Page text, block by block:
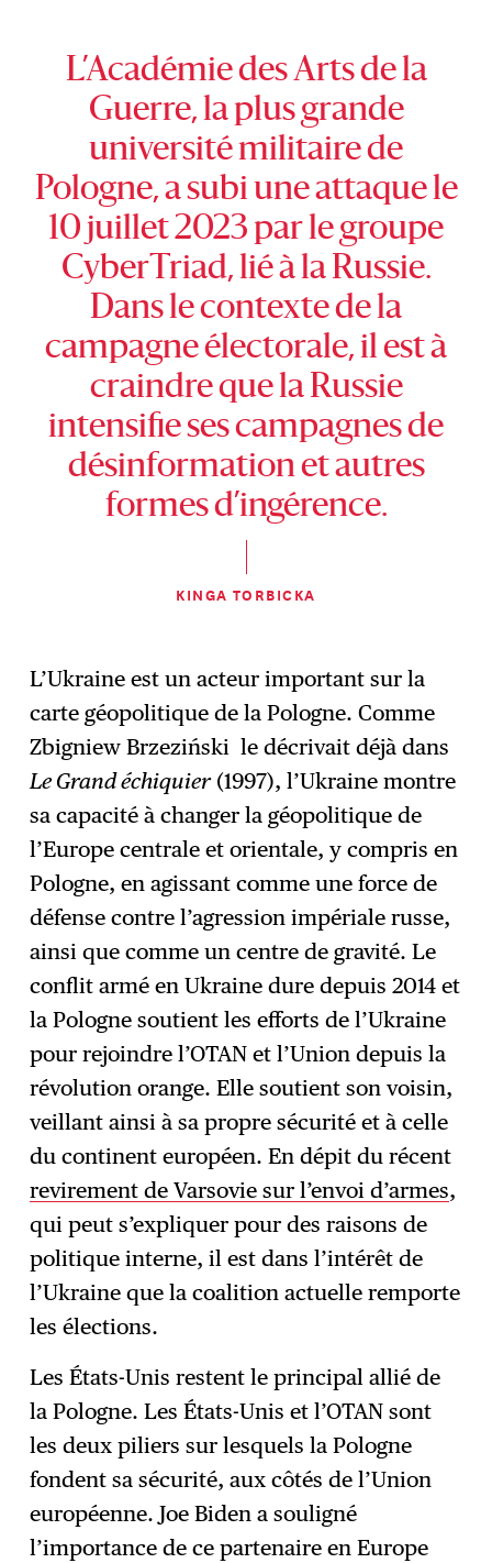
L’Académie des Arts de la
Guerre, la plus grande
université militaire de
Pologne, a subi une attaque le
10 juillet 2023 par le groupe
CyberTriad, lié à la Russie.
Dans le contexte de la
campagne électorale, il est à
craindre que la Russie
intensifie ses campagnes de
désinformation et autres
formes d’ingérence.
KINGA TORBICKA
L’Ukraine est un acteur important sur la
carte géopolitique de la Pologne. Comme
Zbigniew Brzeziński le décrivait déjà dans
Le Grand échiquier(1997), l’Ukraine montre
sa capacité à changer la géopolitique de
l’Europe centrale et orientale, y compris en
Pologne, en agissant comme une force de
défense contre l’agression impériale russe,
ainsi que comme un centre de gravité. Le
conflit armé en Ukraine dure depuis 2014 et
la Pologne soutient les efforts de l’Ukraine
pour rejoindre l’OTAN et l’Union depuis la
révolution orange. Elle soutient son voisin,
veillant ainsi à sa propre sécurité et à celle
du continent européen. En dépit du récent
revirement de Varsovie sur l’envoi d’armes,
qui peut s’expliquer pour des raisons de
politique interne, il est dans l’intérêt de
l’Ukraine que la coalition actuelle remporte
les élections.
Les États-Unis restent le principal allié de
la Pologne. Les États-Unis et l’OTAN sont
les deux piliers sur lesquels la Pologne
fondent sa sécurité, aux côtés de l’Union
européenne. Joe Biden a souligné
l’importance de ce partenaire en Europe